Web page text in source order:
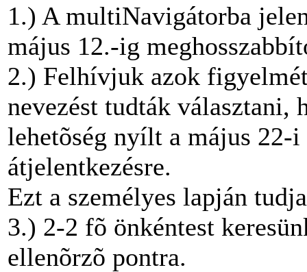
1.) A multiNavigátorba
május 12.-ig
2.) Felhívjuk azok
nevezést tudták választani,
lehetõség nyílt a május 22-
átjelentkezésre.
Ezt a személyes lapján
3.) 2-2 fõ önkéntest
ellenõrzõ pontra.